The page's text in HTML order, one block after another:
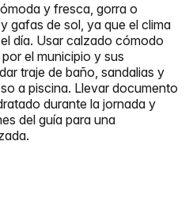
y fresca, gorra o
gafas de sol, ya que el clima
día. Usar calzado cómodo
el municipio y sus
traje de baño, sandalias y
a piscina. Llevar documento
durante la jornada y
del guía para una